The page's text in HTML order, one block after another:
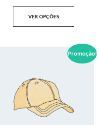
VER OPÇÕES
Promoção!